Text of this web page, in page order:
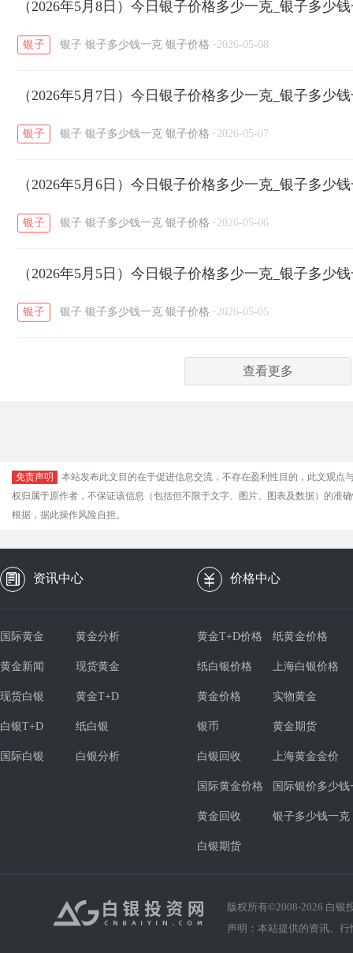
开国纪念币 大清银币 / 长城币 / 老
菜百 周生生 周大生
六福 / 金至尊 / 潮宏基 / 亚一金店
（2026年5月8日）今日银子价格多少一克_银子多少
银子 银子 银子多少钱一克 银子价格 · 2026-05-08
（2026年5月7日）今日银子价格多少一克_银子多少
银子 银子 银子多少钱一克 银子价格 · 2026-05-07
（2026年5月6日）今日银子价格多少一克_银子多少
银子 银子 银子多少钱一克 银子价格 · 2026-05-06
（2026年5月5日）今日银子价格多少一克_银子多少
银子 银子 银子多少钱一克 银子价格 · 2026-05-05
查看更多
免责声明
本站发布此文目的在于促进信息交流，不存在盈利性目的，此文观
权归属于原作者，不保证该信息（包括但不限于文字、图片、图表及数据）的准
根据，据此操作风险自担。
资讯中心 价格中心
国际黄金 黄金分析
黄金新闻 现货黄金
现货白银 黄金T+D
白银T+D 纸白银
国际白银 白银分析
黄金T+D价格 纸黄金价格
纸白银价格 上海白银价格
黄金价格 实物黄金
银币 黄金期货
白银回收 上海黄金金价
国际黄金价格 国际银价多少钱
黄金回收 银子多少钱一克
白银期货
版权所有©2008-2026 白银
声明：本站提供的资讯、